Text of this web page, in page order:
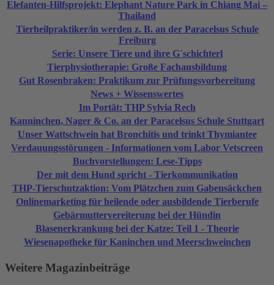
Elefanten-Hilfsprojekt: Elephant Nature Park in Chiang Mai –
Thailand
Tierheilpraktiker/in werden z. B. an der Paracelsus Schule
Freiburg
Serie: Unsere Tiere und ihre G´schichterl
Tierphysiotherapie: Große Fachausbildung
Gut Rosenbraken: Praktikum zur Prüfungsvorbereitung
News + Wissenswertes
Im Portät: THP Sylvia Rech
Kanninchen, Nager & Co. an der Paracelsus Schule Stuttgart
Unser Wattschwein hat Bronchitis und trinkt Thymiantee
Verdauungsstörungen - Informationen vom Labor Vetscreen
Buchvorstellungen: Lese-Tipps
Der mit dem Hund spricht - Tierkommunikation
THP-Tierschutzaktion: Vom Plätzchen zum Gabensäckchen
Onlinemarketing für heilende oder ausbildende Tierberufe
Gebärmuttervereiterung bei der Hündin
Blasenerkrankung bei der Katze: Teil 1 - Theorie
Wiesenapotheke für Kaninchen und Meerschweinchen
Weitere Magazinbeiträge